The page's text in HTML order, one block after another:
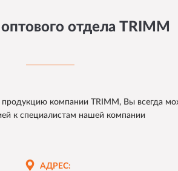
отдела TRIMM
компании TRIMM, Вы всегда
к специалистам нашей компании
АДРЕС: